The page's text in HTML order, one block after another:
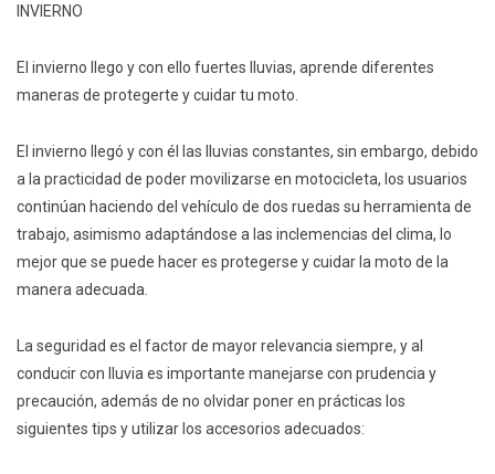
INVIERNO
El invierno llego y con ello fuertes lluvias, aprende diferentes
maneras de protegerte y cuidar tu moto.
El invierno llegó y con él las lluvias constantes, sin embargo, debido
a la practicidad de poder movilizarse en motocicleta, los usuarios
continúan haciendo del vehículo de dos ruedas su herramienta de
trabajo, asimismo adaptándose a las inclemencias del clima, lo
mejor que se puede hacer es protegerse y cuidar la moto de la
manera adecuada.
La seguridad es el factor de mayor relevancia siempre, y al
conducir con lluvia es importante manejarse con prudencia y
precaución, además de no olvidar poner en prácticas los
siguientes tips y utilizar los accesorios adecuados: